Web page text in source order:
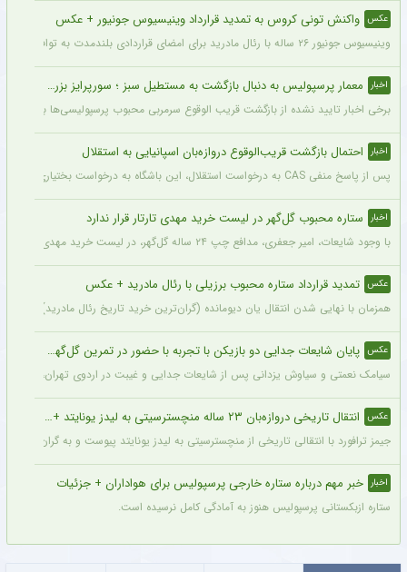
عکس واکنش تونی کروس به تمدید قرارداد وینیسیوس جونیور + عکس
وینیسیوس جونیور ۲۶ ساله با رئال مادرید برای امضای قراردادی بلندمدت به توافق رسید که او را تا سال ۲۰۳۲ در سانتیاگو برنابئو نگه خواهد داشت و به شایعات درباره احتمال جدایی‌اش از این باشگاه پایان می‌دهد.
اخبار معمار پرسپولیس به دنبال بازگشت به مستطیل سبز ؛ سورپرایز بزرگ در راه است ؟ + جزئیات
برخی اخبار تایید نشده از بازگشت قریب الوقوع سرمربی محبوب پرسپولیسی‌ها به دنیای
اخبار احتمال بازگشت قریب‌الوقوع دروازه‌بان اسپانیایی به استقلال
پس از پاسخ منفی CAS به درخواست استقلال، این باشگاه به درخواست بختیاری‌زاده قصد دارد قرارداد آنتونیو آدان، دروازه‌بان اسپانیایی فصل گذشته، را تمدید کند.
اخبار ستاره محبوب گل‌گهر در لیست خرید مهدی تارتار قرار ندارد
با وجود شایعات، امیر جعفری، مدافع چپ ۲۴ ساله گل‌گهر، در لیست خرید مهدی تارتار قرار ندارد.
عکس تمدید قرارداد ستاره محبوب برزیلی با رئال مادرید + عکس
همزمان با نهایی شدن انتقال یان دیومانده (گران‌ترین خرید تاریخ رئال مادرید)، تمدید قرارداد
عکس پایان شایعات جدایی دو بازیکن با تجربه با حضور در تمرین گل‌گهر + عکس
سیامک نعمتی و سیاوش یزدانی پس از شایعات جدایی و غیبت در اردوی تهران، دیروز
عکس انتقال تاریخی دروازه‌بان ۲۳ ساله منچسترسیتی به لیدز یونایتد + عکس
جیمز ترافورد با انتقالی تاریخی از منچسترسیتی به لیدز یونایتد پیوست و به گران‌ترین
اخبار خبر مهم درباره ستاره خارجی پرسپولیس برای هواداران + جزئیات
ستاره ازبکستانی پرسپولیس هنوز به آمادگی کامل نرسیده است.